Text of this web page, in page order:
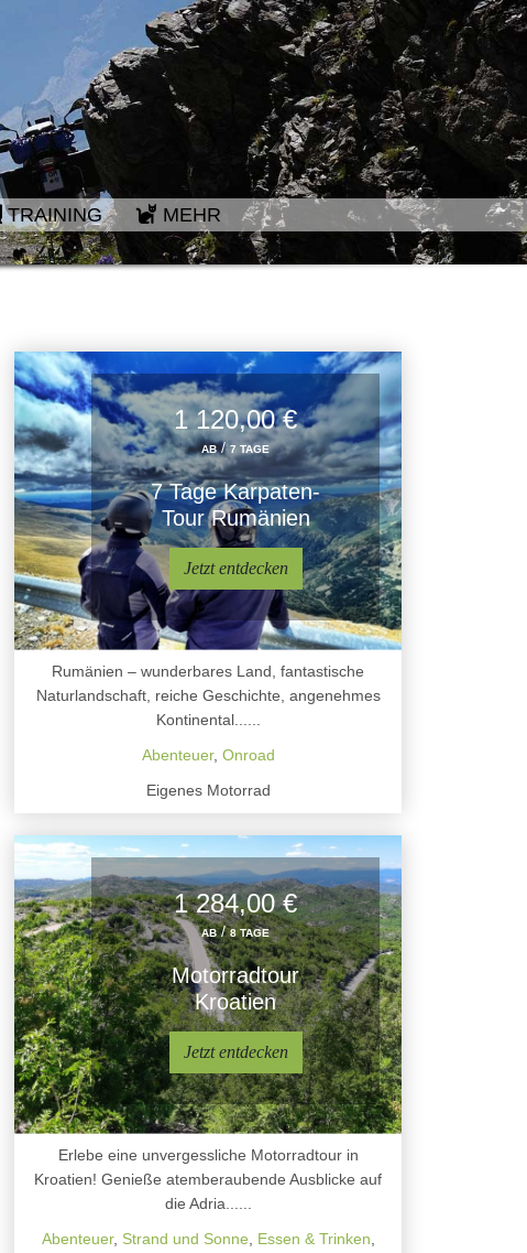
TRAINING MEHR
1 120,00 €
AB/7 TAGE
7 Tage Karpaten-
Tour Rumänien
Jetzt entdecken
Rumänien – wunderbares Land, fantastische
Naturlandschaft, reiche Geschichte, angenehmes
Kontinental......
Abenteuer, Onroad
Eigenes Motorrad
1 284,00 €
AB/8 TAGE
Motorradtour
Kroatien
Jetzt entdecken
Erlebe eine unvergessliche Motorradtour in
Kroatien! Genieße atemberaubende Ausblicke auf
die Adria......
Abenteuer, Strand und Sonne Essen & Trinken